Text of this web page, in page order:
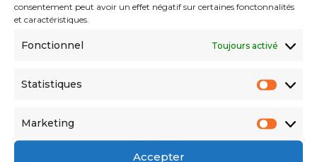
consentement peut avoir un effet négatif sur certaines fonctonnalités
et caractéristiques.
Fonctionnel Toujours activé
Statistiques
Marketing
Accepter
POLITIQUE
Emmanuel Macron refuse de revenir sur l’accord franco-